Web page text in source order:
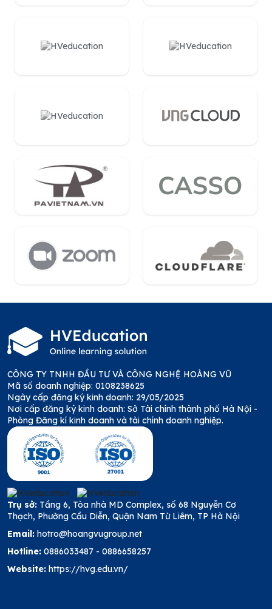
CÔNG TY TNHH ĐẦU TƯ VÀ CÔNG NGHỆ HOÀNG VŨ
Mã số doanh nghiệp: 0108238625
Ngày cấp đăng ký kinh doanh: 29/05/2025
Nơi cấp đăng ký kinh doanh: Sở Tài chính thành phố Hà Nội -
Phòng Đăng kí kinh doanh và tài chính doanh nghiệp.
Trụ sở: Tầng 6, Tòa nhà MD Complex, số 68 Nguyễn Cơ
Thạch, Phường Cầu Diễn, Quận Nam Từ Liêm, TP Hà Nội
Email: hotro@hoangvugroup.net
Hotline: 0886033487 - 0886658257
Website: https://hvg.edu.vn/